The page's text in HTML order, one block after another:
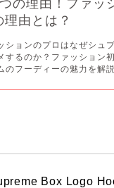
の理由！ファッ
理由とは？
ションのプロはなぜシュ
するのか？ファッション
のフーディーの魅力を解
Box Logo